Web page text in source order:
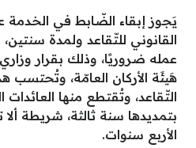
يَجوز إبقاء الضّابط في
القانوني للتّقاعد ولمدة
عمله ضروريًا، وذلك بقرار
هَيئَة الأركان العامّة،
التّقاعد، وتُقتطع منها
بتمديدها سنة ثالثة، شريطة ألا
الأربع سنوات.